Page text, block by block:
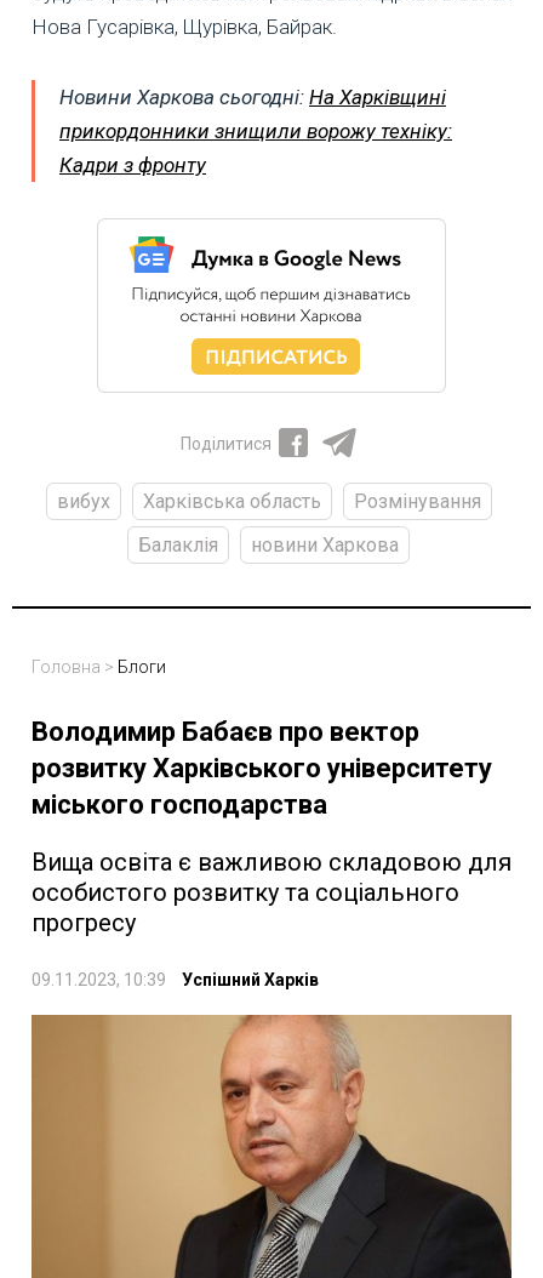
Нова Гусарівка, Щурівка, Байрак.
Новини Харкова сьогодні: На Харківщині
прикордонники знищили ворожу техніку:
Кадри з фронту
Поділитися
вибух Харківська область
Розмінування
Балаклія
новини Харкова
Головна > Блоги
Володимир Бабаєв про вектор
розвитку Харківського університету
міського господарства
Вища освіта є важливою складовою для
особистого розвитку та соціального
прогресу
09.11.2023, 10:39 Успішний Харків